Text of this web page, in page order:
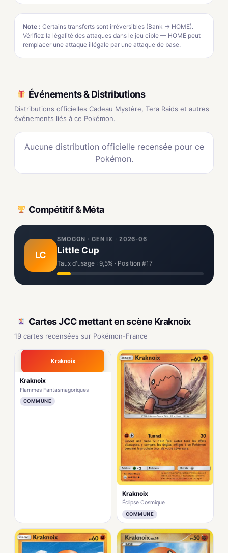
Note : Certains transferts sont irréversibles (Bank → HOME).
Vérifiez la légalité des attaques dans le jeu cible — HOME peut
remplacer une attaque illégale par une attaque de base.
Événements & Distributions
Distributions officielles Cadeau Mystère, Tera Raids et autres
événements liés à ce Pokémon.
Aucune distribution officielle recensée pour ce
Pokémon.
Compétitif & Méta
LC
SMOGON · GEN IX · 2026-06
Little Cup
Taux d'usage : 9,5% · Position #17
Cartes JCC mettant en scène Kraknoix
19 cartes recensées sur Pokémon-France
Kraknoix
Kraknoix
Flammes Fantasmagoriques
COMMUNE
Kraknoix
Éclipse Cosmique
COMMUNE